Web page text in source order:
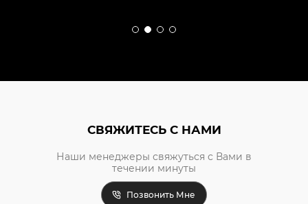
СВЯЖИТЕСЬ С НАМИ
Наши менеджеры свяжуться с Вами в
течении минуты
Позвонить Мне